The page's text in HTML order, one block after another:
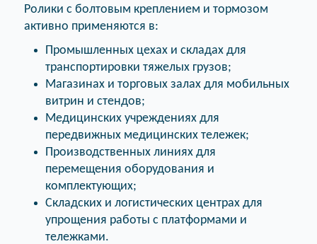
Ролики с болтовым креплением и тормозом
активно применяются в:
Промышленных цехах и складах для
транспортировки тяжелых грузов;
Магазинах и торговых залах для мобильных
витрин и стендов;
Медицинских учреждениях для
передвижных медицинских тележек;
Производственных линиях для
перемещения оборудования и
комплектующих;
Складских и логистических центрах для
упрощения работы с платформами и
тележками.